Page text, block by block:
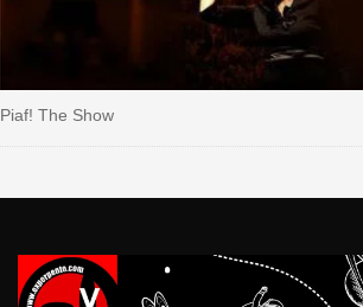
Piaf! The Show